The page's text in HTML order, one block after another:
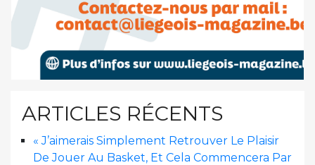
ARTICLES RÉCENTS
« J’aimerais Simplement Retrouver Le Plaisir
De Jouer Au Basket, Et Cela Commencera Par